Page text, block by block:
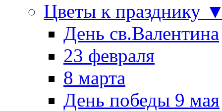
Цветы к празднику
День св.Валентина
23 февраля
8 марта
День победы 9 мая